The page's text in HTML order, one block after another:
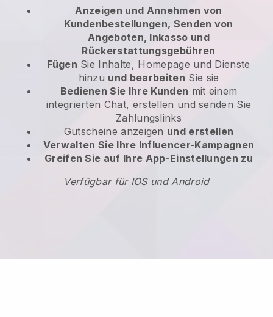
Anzeigen und Annehmen von
Kundenbestellungen, Senden von
Angeboten, Inkasso und
Rückerstattungsgebühren
Fügen Sie Inhalte, Homepage und Dienste
hinzu und bearbeiten Sie sie
Bedienen Sie Ihre Kunden mit einem
integrierten Chat, erstellen und senden Sie
Zahlungslinks
Gutscheine anzeigen und erstellen
Verwalten Sie Ihre Influencer-Kampagnen
Greifen Sie auf Ihre App-Einstellungen zu
Verfügbar für IOS und Android